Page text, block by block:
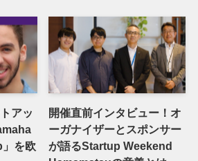
アッ
を欧
開催直前インタビュー！オ
ーガナイザーとスポンサー
が語るStartup Weekend